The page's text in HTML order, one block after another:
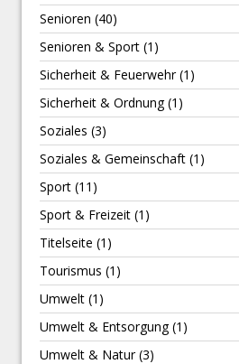
Senioren (40)
Senioren & Sport (1)
Sicherheit & Feuerwehr(1)
Sicherheit & Ordnung(1)
Soziales (3)
Soziales & Gemeinschaft (1)
Sport (11)
Sport & Freizeit (1)
Titelseite (1)
Tourismus (1)
Umwelt (1)
Umwelt & Entsorgung(1)
Umwelt & Natur(3)